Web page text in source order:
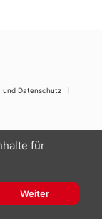
und Datenschutz
für
Weiter